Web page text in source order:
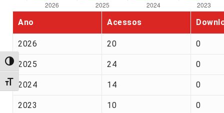
Alternar alto contraste
Alternar tamanho da fonte
Ano Acessos
2026 20 0
2025 24 0
2024 14 0
2023 10 0